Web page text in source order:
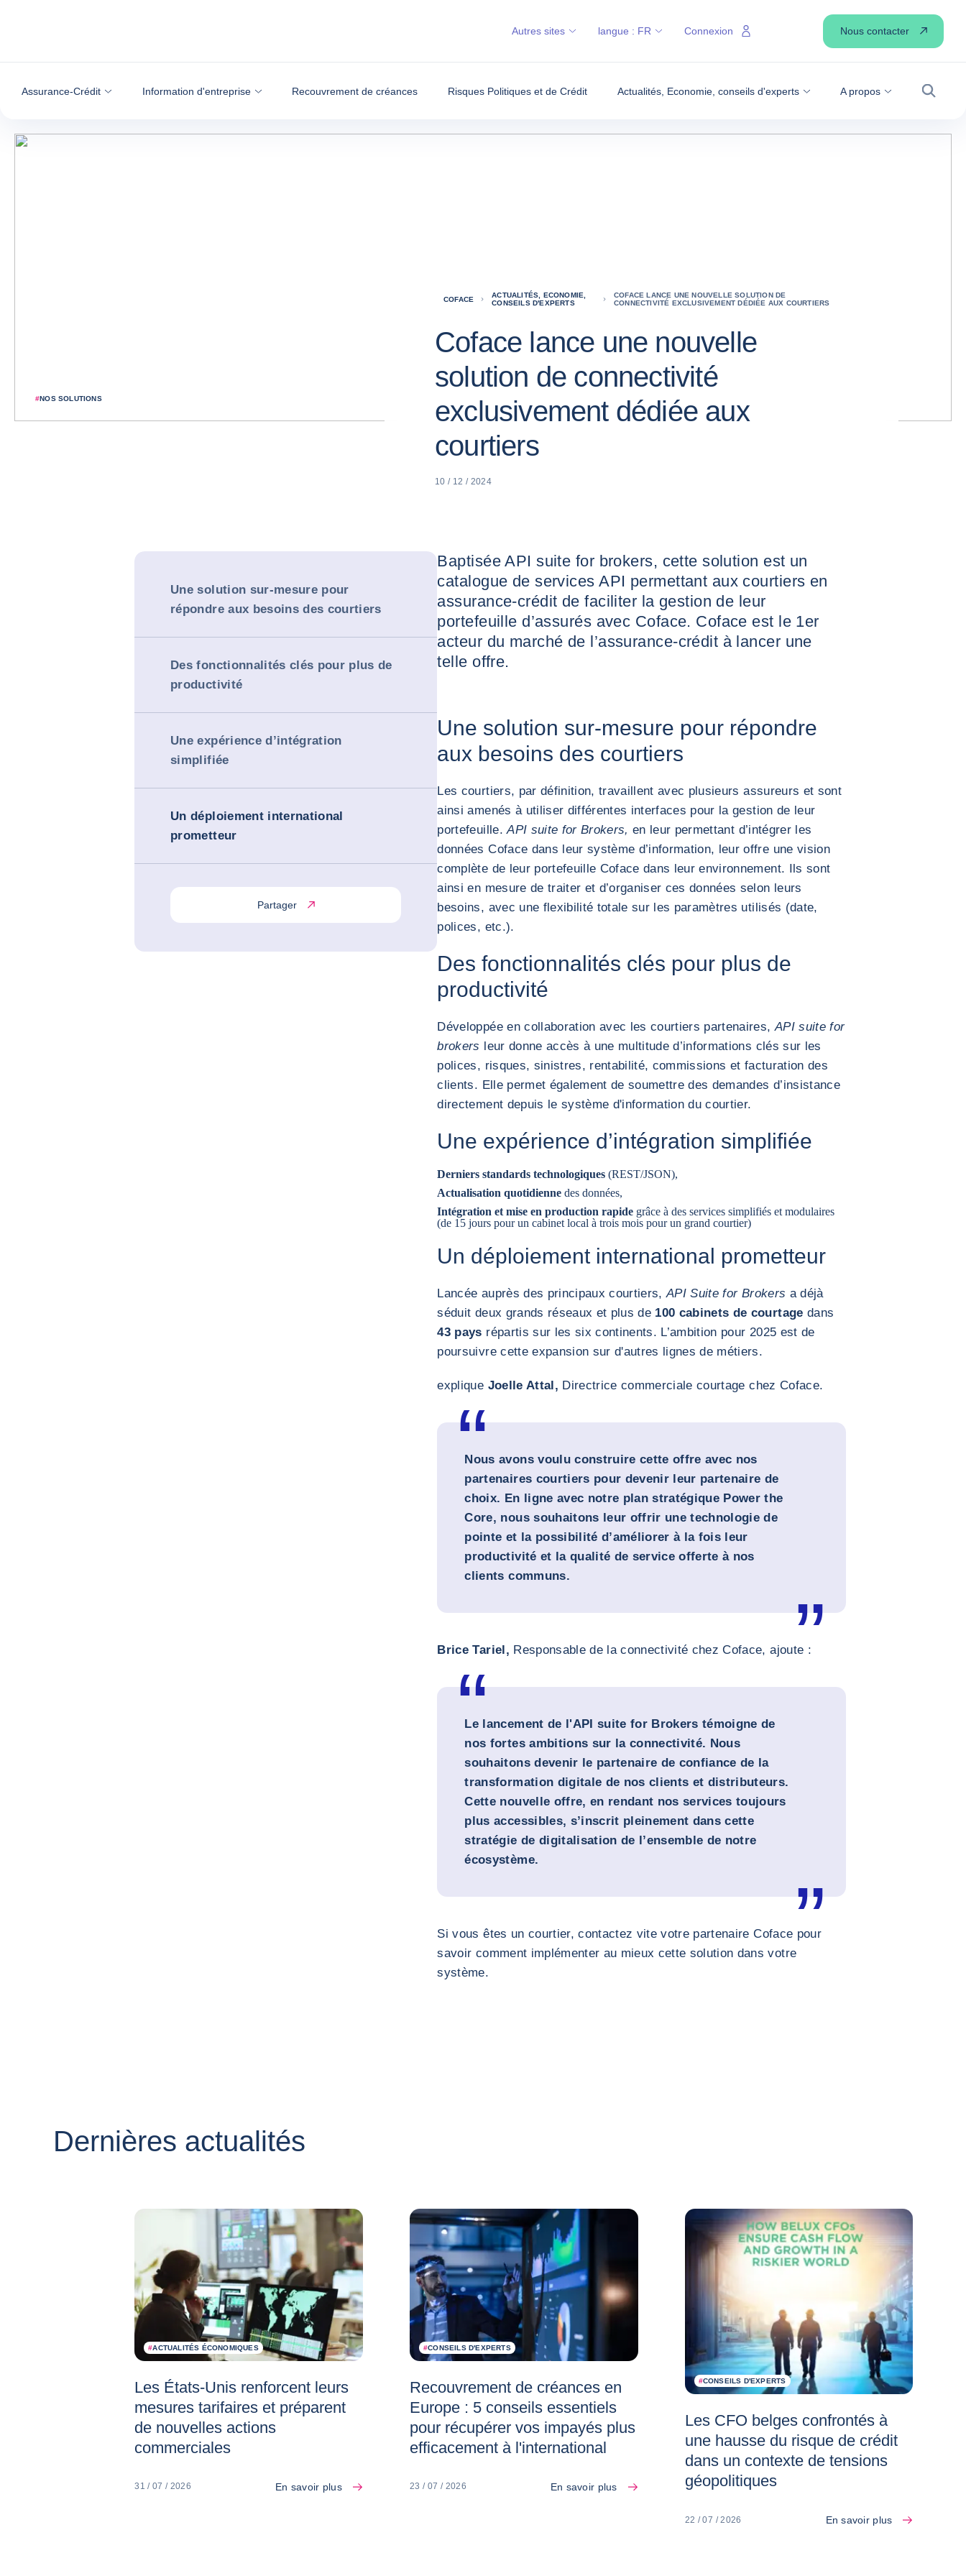
Assurance-Crédit Information d'entreprise Recouvrement de créances Risques Politiques et de Crédit Actualités, Economie, conseils d'experts A propos
Autres sites langue : FR Connexion Nous contacter
#NOS SOLUTIONS
COFACE
ACTUALITÉS, ECONOMIE,
CONSEILS D'EXPERTS
COFACE LANCE UNE NOUVELLE SOLUTION DE
CONNECTIVITÉ EXCLUSIVEMENT DÉDIÉE AUX COURTIERS
Coface lance une nouvelle
solution de connectivité
exclusivement dédiée aux
courtiers
10 / 12 / 2024
Une solution sur-mesure pour
répondre aux besoins des courtiers
Des fonctionnalités clés pour plus de
productivité
Une expérience d’intégration
simplifiée
Un déploiement international
prometteur
Partager
Baptisée API suite for brokers, cette solution est un
catalogue de services API permettant aux courtiers en
assurance-crédit de faciliter la gestion de leur
portefeuille d’assurés avec Coface. Coface est le 1er
acteur du marché de l’assurance-crédit à lancer une
telle offre.
Une solution sur-mesure pour répondre
aux besoins des courtiers
Les courtiers, par définition, travaillent avec plusieurs assureurs et sont
ainsi amenés à utiliser différentes interfaces pour la gestion de leur
portefeuille.API suite for Brokers,en leur permettant d’intégrer les
données Coface dans leur système d’information, leur offre une vision
complète de leur portefeuille Coface dans leur environnement. Ils sont
ainsi en mesure de traiter et d’organiser ces données selon leurs
besoins, avec une flexibilité totale sur les paramètres utilisés (date,
polices, etc.).
Des fonctionnalités clés pour plus de
productivité
Développée en collaboration avec les courtiers partenaires,API suite for
brokers leur donne accès à une multitude d’informations clés sur les
polices, risques, sinistres, rentabilité, commissions et facturation des
clients. Elle permet également de soumettre des demandes d’insistance
directement depuis le système d'information du courtier.
Une expérience d’intégration simplifiée
Derniers standards technologiques (REST/JSON),
Actualisation quotidienne des données,
Intégration et mise en production rapide grâce à des services simplifiés et modulaires
(de 15 jours pour un cabinet local à trois mois pour un grand courtier)
Un déploiement international prometteur
Lancée auprès des principaux courtiers,API Suite for Brokers a déjà
séduit deux grands réseaux et plus de 100 cabinets de courtage dans
43 pays répartis sur les six continents. L’ambition pour 2025 est de
poursuivre cette expansion sur d'autres lignes de métiers.
explique Joelle Attal, Directrice commerciale courtage chez Coface.
Nous avons voulu construire cette offre avec nos
partenaires courtiers pour devenir leur partenaire de
choix. En ligne avec notre plan stratégique Power the
Core, nous souhaitons leur offrir une technologie de
pointe et la possibilité d’améliorer à la fois leur
productivité et la qualité de service offerte à nos
clients communs.
Brice Tariel, Responsable de la connectivité chez Coface, ajoute :
Le lancement de l'API suite for Brokers témoigne de
nos fortes ambitions sur la connectivité. Nous
souhaitons devenir le partenaire de confiance de la
transformation digitale de nos clients et distributeurs.
Cette nouvelle offre, en rendant nos services toujours
plus accessibles, s’inscrit pleinement dans cette
stratégie de digitalisation de l’ensemble de notre
écosystème.
Si vous êtes un courtier, contactez vite votre partenaire Coface pour
savoir comment implémenter au mieux cette solution dans votre
système.
Dernières actualités
#ACTUALITÉS ÉCONOMIQUES
Les États-Unis renforcent leurs
mesures tarifaires et préparent
de nouvelles actions
commerciales
31 / 07 / 2026 En savoir plus
#CONSEILS D'EXPERTS
Recouvrement de créances en
Europe : 5 conseils essentiels
pour récupérer vos impayés plus
efficacement à l'international
23 / 07 / 2026 En savoir plus
#CONSEILS D'EXPERTS
Les CFO belges confrontés à
une hausse du risque de crédit
dans un contexte de tensions
géopolitiques
22 / 07 / 2026 En savoir plus